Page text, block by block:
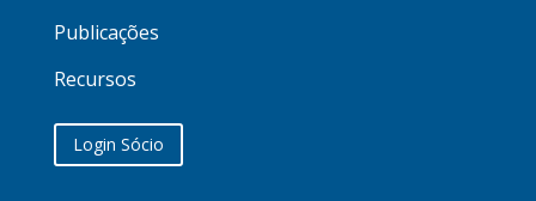
Publicações
Recursos
Login Sócio